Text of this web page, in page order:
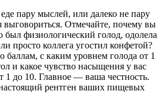
пару мыслей, или далеко не пару
выговориться. Отмечайте, почему вы
был физиологический голод, одолела
просто коллега угостил конфетой?
баллам, с каким уровнем голода от 1
и какое чувство насыщения у вас
1 до 10. Главное — ваша честность.
рентген ваших пищевых